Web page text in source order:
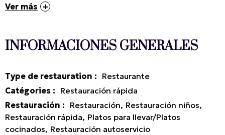
Ver más
INFORMACIONES GENERALES
Type de restauration : Restaurante
Catégories : Restauración rápida
Restauración : Restauración Restauración niños
Restauración rápida Platos para llevar/Platos
cocinados Restauración autoservicio